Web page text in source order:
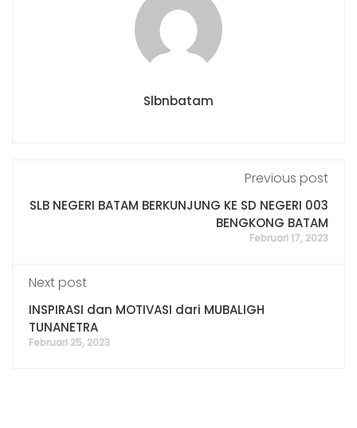
Slbnbatam
Previous post
SLB NEGERI BATAM BERKUNJUNG KE SD NEGERI 003
BENGKONG BATAM
Februari 17, 2023
Next post
INSPIRASI dan MOTIVASI dari MUBALIGH
TUNANETRA
Februari 25, 2023